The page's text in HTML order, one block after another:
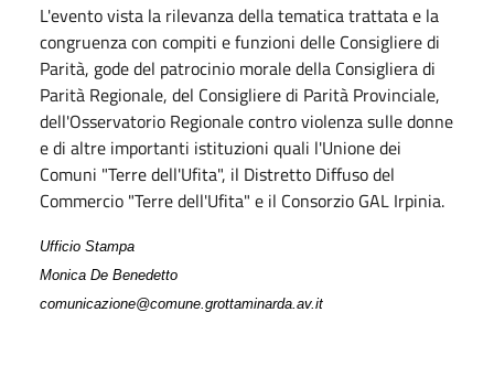
L'evento vista la rilevanza della tematica trattata e la
congruenza con compiti e funzioni delle Consigliere di
Parità, gode del patrocinio morale della Consigliera di
Parità Regionale, del Consigliere di Parità Provinciale,
dell'Osservatorio Regionale contro violenza sulle donne
e di altre importanti istituzioni quali l'Unione dei
Comuni "Terre dell'Ufita", il Distretto Diffuso del
Commercio "Terre dell'Ufita" e il Consorzio GAL Irpinia.
Ufficio Stampa
Monica De Benedetto
comunicazione@comune.grottaminarda.av.it